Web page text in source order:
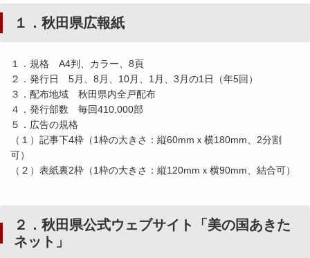
１．秋田県広報紙
１．規格 A4判、カラー、8頁
２．発行日 5月、8月、10月、1月、3月の1日（年5回）
３．配布地域 秋田県内全戸配布
４．発行部数 毎回410,000部
５．広告の規格
（１）記事下4枠（1枠の大きさ：縦60mmｘ横180mm、2分割
可）
（２）表紙裏2枠（1枠の大きさ：縦120mmｘ横90mm、結合可）
２．秋田県公式ウェブサイト「美の国あきた
ネット」